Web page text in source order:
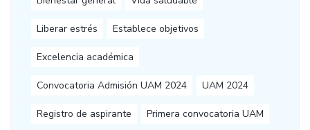
Liberar estrés Establece objetivos
Excelencia académica
Convocatoria Admisión UAM 2024 UAM 2024
Registro de aspirante Primera convocatoria UAM